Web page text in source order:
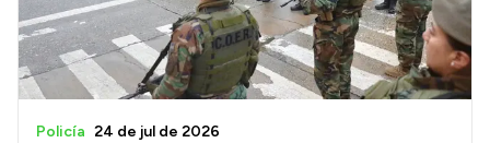
Policía 24 de jul de 2026